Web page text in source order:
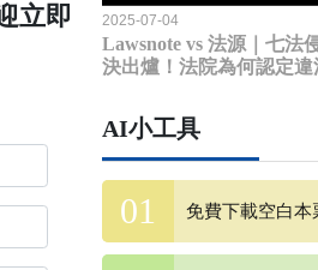
立即
2025-07-04
Lawsnote vs 法源｜七法
決出爐！法院為何認定違
AI小工具
免費下載空白本